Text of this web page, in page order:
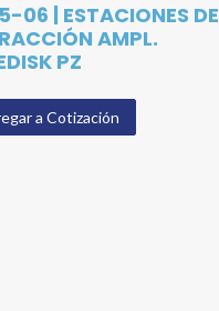
06 | ESTACIONES DE
AMPL.
PZ
a Cotización